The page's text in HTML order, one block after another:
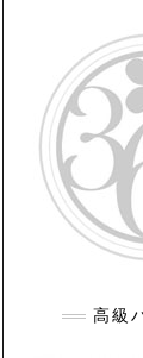
高級